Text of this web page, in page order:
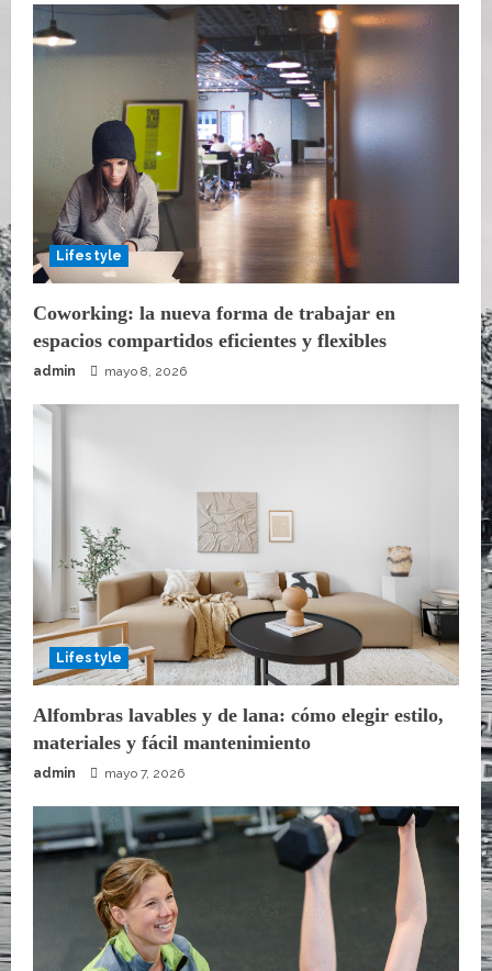
Lifestyle
Coworking: la nueva forma de trabajar en
espacios compartidos eficientes y flexibles
admin mayo 8, 2026
Lifestyle
Alfombras lavables y de lana: cómo elegir estilo,
materiales y fácil mantenimiento
admin mayo 7, 2026